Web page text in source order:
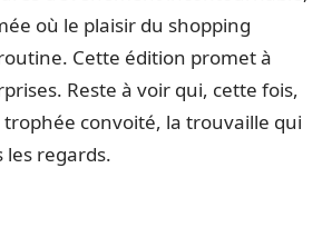
où le plaisir du shopping
Cette édition promet à
Reste à voir qui, cette fois,
convoité, la trouvaille qui
regards.